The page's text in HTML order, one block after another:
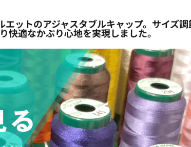
ットのアジャスタブルキャップ。サイズ
快適なかぶり心地を実現しました。